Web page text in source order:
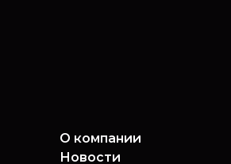
О компании
Новости